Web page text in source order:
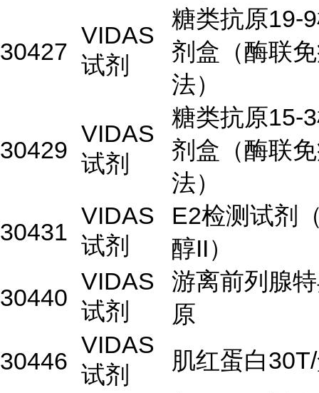
30427
VIDAS
试剂
糖类抗原19-
剂盒（酶联
法）
30429
VIDAS
试剂
糖类抗原15-
剂盒（酶联
法）
30431
VIDAS
试剂
E2检测试剂
醇II）
30440
VIDAS
试剂
游离前列腺
原
30446
VIDAS
试剂
肌红蛋白